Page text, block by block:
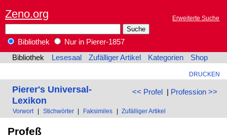
Zeno.org Erweiterte Suche
Bibliothek
Nur in Pierer-1857
Bibliothek
Lesesaal Zufälliger Artikel Kategorien Shop
DRUCKEN
<< Profel| Profession >>
Pierer's Universal-
Lexikon
Vorwort Stichwörter Faksimiles Zufälliger Artikel
Profeß